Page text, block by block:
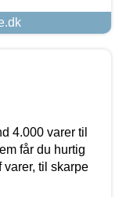
4.000 varer til
får du hurtig
varer, til skarpe